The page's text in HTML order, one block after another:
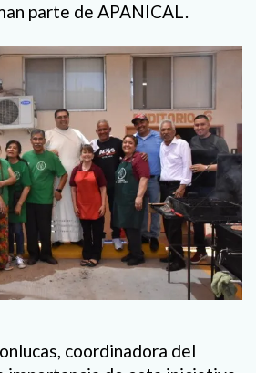
parte de APANICAL.
coordinadora del